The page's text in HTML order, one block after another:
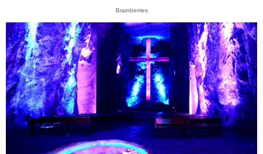
Brainberries